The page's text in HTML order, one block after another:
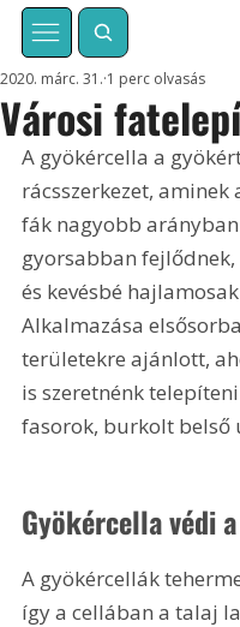
Városi
2020. márc. 31. 1 perc olvasás
A gyökércella a
rácsszerkezet,
fák nagyobb
gyorsabban
és kevésbé
Alkalmazása
területekre ajánlott,
is szeretnénk
fasorok, burkolt belső
Gyökércella védi
A gyökércellák
így a cellában a talaj